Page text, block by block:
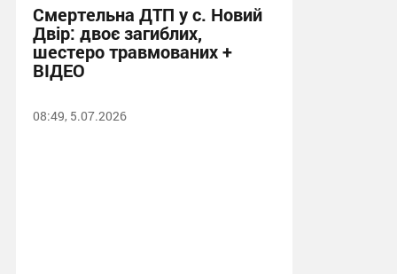
Смертельна ДТП у с. Новий
Двір: двоє загиблих,
шестеро травмованих +
ВІДЕО
08:49, 5.07.2026